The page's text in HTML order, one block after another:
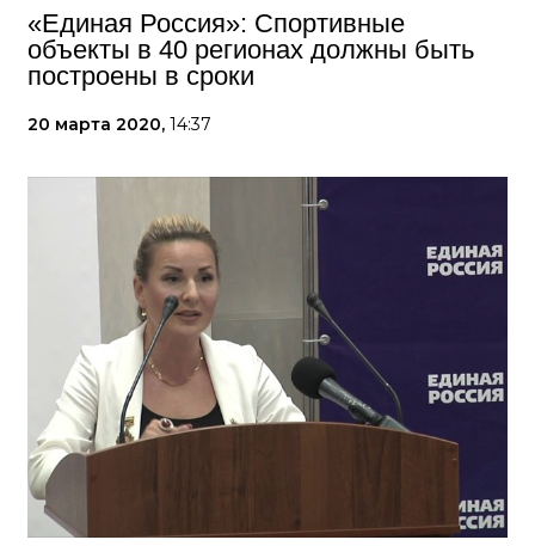
«Единая Россия»: Спортивные
объекты в 40 регионах должны быть
построены в сроки
20 марта 2020, 14:37